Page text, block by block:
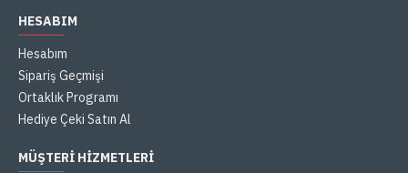
HESABIM
Hesabım
Sipariş Geçmişi
Ortaklık Programı
Hediye Çeki Satın Al
MÜŞTERI HIZMETLERI